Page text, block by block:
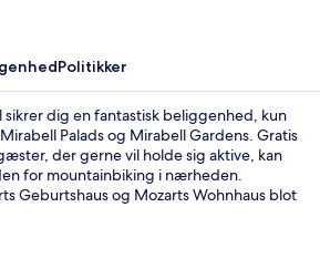
Politikker
sikrer dig en fantastisk beliggenhed, kun
Palads og Mirabell Gardens. Gratis
der gerne vil holde sig aktive, kan
for mountainbiking i nærheden.
Geburtshaus og Mozarts Wohnhaus blot
bedømmelser fra rejsende.